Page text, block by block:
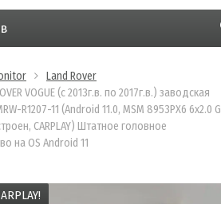
Land Rover
VOGUE (с 2013г.в. по 2017г.в.) заводская
R1207-11 (Android 11.0, MSM 8953PX6 6x2.0
CARPLAY) Штатное головное
на OS Android 11